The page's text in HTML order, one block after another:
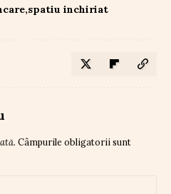
spatiu inchiriat
Câmpurile obligatorii sunt